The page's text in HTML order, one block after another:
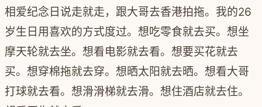
相爱纪念日说走就走，跟大哥去香港拍拖。我的26
岁生日用喜欢的方式度过。想吃零食就去买。想坐
摩天轮就去坐。想看电影就去看。想要买花就去
买。想穿棉拖就去穿。想晒太阳就去晒。想看大哥
打球就去看。想滑滑梯就去滑。想住酒店就去住。